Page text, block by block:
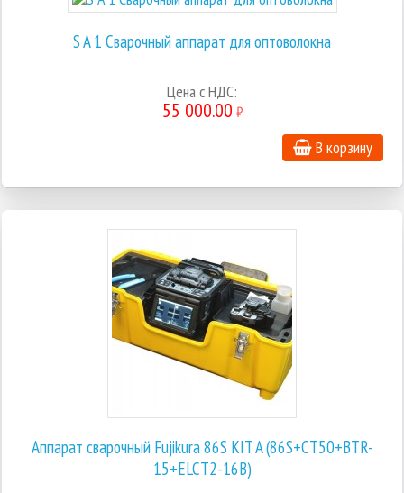
S A 1 Сварочный аппарат для оптоволокна
Цена с НДС:
55 000.00 ₽
В корзину
Аппарат сварочный Fujikura 86S KIT A (86S+CT50+BTR-
15+ELCT2-16B)